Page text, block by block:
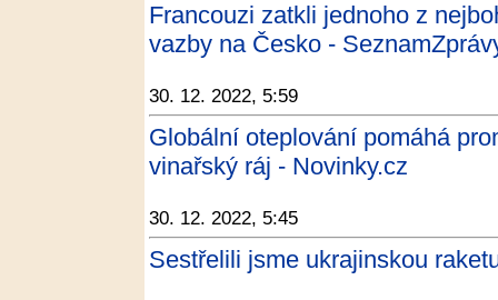
Francouzi zatkli jednoho z
vazby na Česko -
30. 12. 2022, 5:59
Globální oteplování pomáhá
vinařský ráj - Novinky.cz
30. 12. 2022, 5:45
Sestřelili jsme ukrajinskou